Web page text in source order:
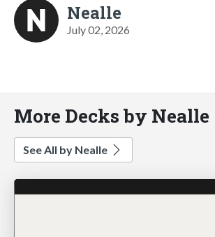
Nealle
July 02, 2026
More Decks by Nealle
See All by Nealle